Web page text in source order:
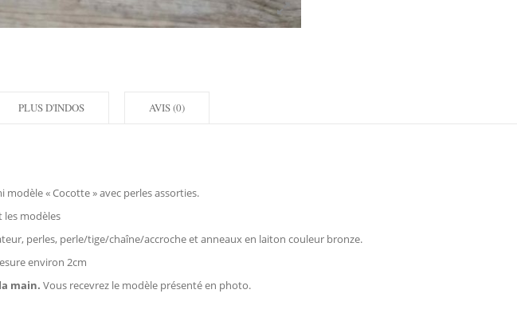
modèle « Cocotte » avec perles assorties.
les modèles
perles, perle/tige/chaîne/accroche et anneaux en laiton couleur bronze.
environ 2cm
main. Vous recevrez le modèle présenté en photo.
PLUS D'INDOS AVIS (0)